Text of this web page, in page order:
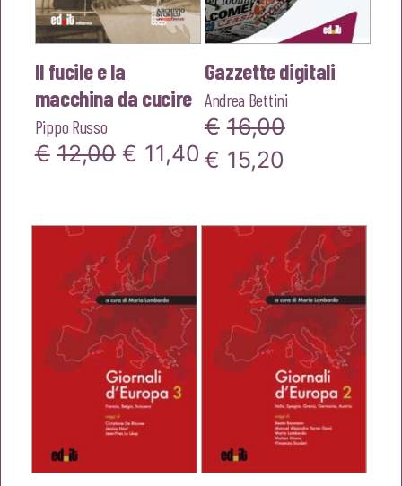
Il fucile e la
macchina da cucire
Pippo Russo
€ 12,00 Il
originale
era:
€12,00.
€ 11,40 Il
attuale
€11,40.
Gazzette digitali
Andrea Bettini
€ 16,00
Il
originale
€16,00.
€ 15,20
attuale
è:
€15,20.